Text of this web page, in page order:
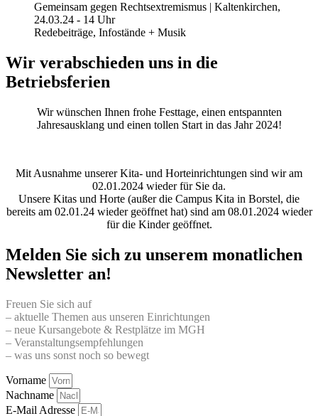
Gemeinsam gegen Rechtsextremismus | Kaltenkirchen,
24.03.24 - 14 Uhr
Redebeiträge, Infostände + Musik
Wir verabschieden uns in die
Betriebsferien
Wir wünschen Ihnen frohe Festtage, einen entspannten
Jahresausklang und einen tollen Start in das Jahr 2024!
Mit Ausnahme unserer Kita- und Horteinrichtungen sind wir am
02.01.2024 wieder für Sie da.
Unsere Kitas und Horte (außer die Campus Kita in Borstel, die
bereits am 02.01.24 wieder geöffnet hat) sind am 08.01.2024 wieder
für die Kinder geöffnet.
Melden Sie sich zu unserem monatlichen
Newsletter an!
Freuen Sie sich auf
– aktuelle Themen aus unseren Einrichtungen
– neue Kursangebote & Restplätze im MGH
– Veranstaltungsempfehlungen
– was uns sonst noch so bewegt
Vorname
Nachname
E-Mail Adresse